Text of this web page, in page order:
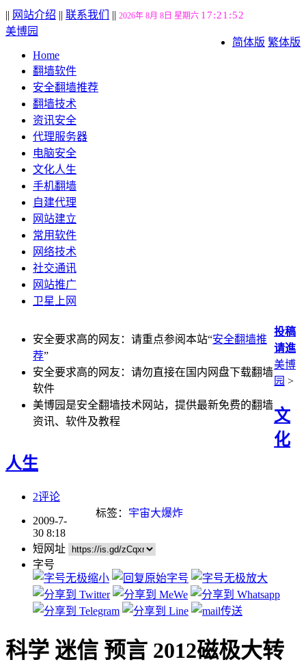
|| 网站介绍 || 联系我们 || 2026年 8月 8日 星期六 17:21:53
简体版 繁体版
美博园
Home
翻墙软件
安全翻墙推荐
翻墙技术
资讯安全
代理服务器
电脑安全
文化人生
手机翻墙
自建代理
网站建立
常用软件
网络技术
社交通讯
网站推广
卫星上网
安全要求高的网友：请重点参阅本站“安全翻墙推
荐”
安全要求高的网友：请勿直接在国内网盘下载翻墙
软件
美博园是安全翻墙技术网站，提供最新免费的翻墙
资讯、软件及教程
投稿
请進
美博
园 >
文
化
人生
2评论
标签： 宇宙大爆炸
2009-7-
30 8:18
短网址
字号
科学 迷信 预言 2012磁极大转